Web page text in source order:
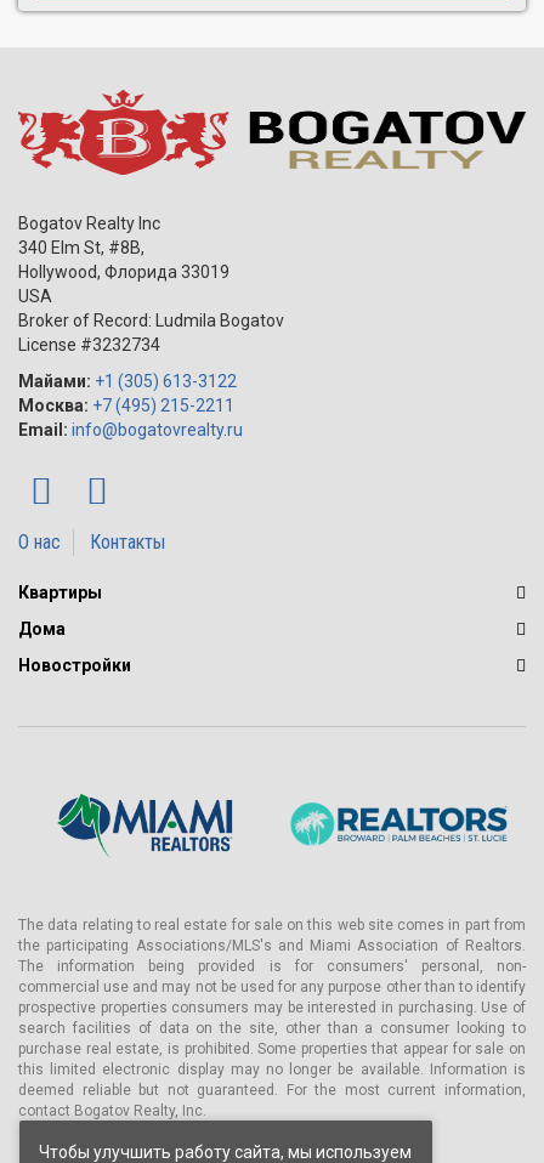
Bogatov Realty Inc
340 Elm St, #8B,
Hollywood, Флорида 33019
USA
Broker of Record: Ludmila Bogatov
License #3232734
Майами: +1 (305) 613-3122
Москва: +7 (495) 215-2211
Email: info@bogatovrealty.ru
О нас Контакты
Квартиры
Дома
Новостройки
The data relating to real estate for sale on this web site comes in part from
the participating Associations/MLS's and Miami Association of Realtors.
The information being provided is for consumers' personal, non-
commercial use and may not be used for any purpose other than to identify
prospective properties consumers may be interested in purchasing. Use of
search facilities of data on the site, other than a consumer looking to
purchase real estate, is prohibited. Some properties that appear for sale on
this limited electronic display may no longer be available. Information is
deemed reliable but not guaranteed. For the most current information,
contact Bogatov Realty, Inc.
Чтобы улучшить работу сайта, мы используем